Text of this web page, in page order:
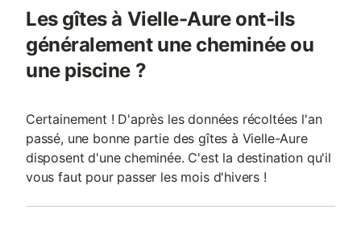
Les gîtes à Vielle-Aure ont-ils
généralement une cheminée ou
une piscine ?
Certainement ! D'après les données récoltées l'an
passé, une bonne partie des gîtes à Vielle-Aure
disposent d'une cheminée. C'est la destination qu'il
vous faut pour passer les mois d'hivers !